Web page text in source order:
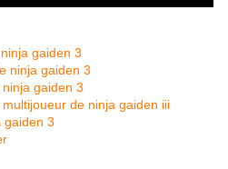
gaiden 3
ninja gaiden 3
gaiden 3
de ninja gaiden iii
gaiden 3